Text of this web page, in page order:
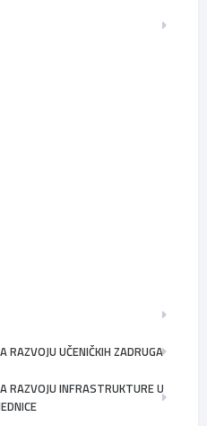
UČENIČKIH ZADRUGA
RAZVOJU INFRASTRUKTURE U